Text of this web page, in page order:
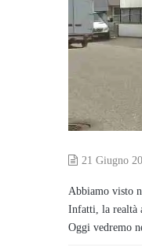
21 Giugno
Abbiamo visto
Infatti, la realtà
Oggi vedremo